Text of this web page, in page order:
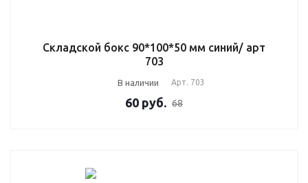
Складской бокс 90*100*50 мм синий/ арт
703
В наличии Арт. 703
60 руб. 68